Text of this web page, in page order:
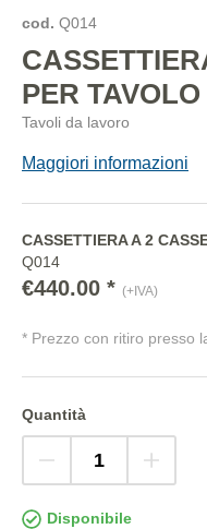
cod. Q014
PER
Tavoli da lavoro
Maggiori informazioni
CASSETTIERA A 2
Q014
€440.00 * (+IVA)
* Prezzo con ritiro presso
Quantità
Disponibile